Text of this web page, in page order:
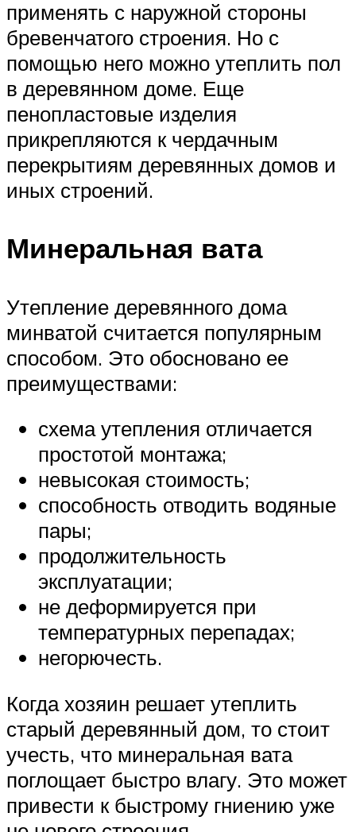
применять с наружной стороны
бревенчатого строения. Но с
помощью него можно утеплить пол
в деревянном доме. Еще
пенопластовые изделия
прикрепляются к чердачным
перекрытиям деревянных домов и
иных строений.
Минеральная вата
Утепление деревянного дома
минватой считается популярным
способом. Это обосновано ее
преимуществами:
схема утепления отличается
простотой монтажа;
невысокая стоимость;
способность отводить водяные
пары;
продолжительность
эксплуатации;
не деформируется при
температурных перепадах;
негорючесть.
Когда хозяин решает утеплить
старый деревянный дом, то стоит
учесть, что минеральная вата
поглощает быстро влагу. Это может
привести к быстрому гниению уже